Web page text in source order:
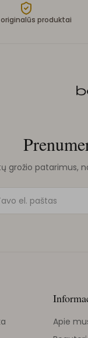
originalūs produktai
grožio patarimus,
Apie